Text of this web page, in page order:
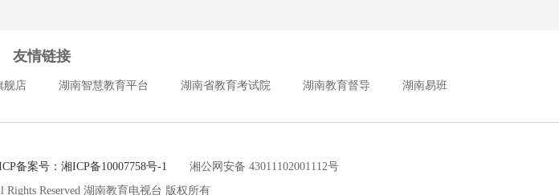
友情链接
舰店 湖南智慧教育平台 湖南省教育考试院 湖南教育督导 湖南易班
备案号：湘ICP备10007758号-1 湘公网安备 43011102001112号
Reserved 湖南教育电视台 版权所有